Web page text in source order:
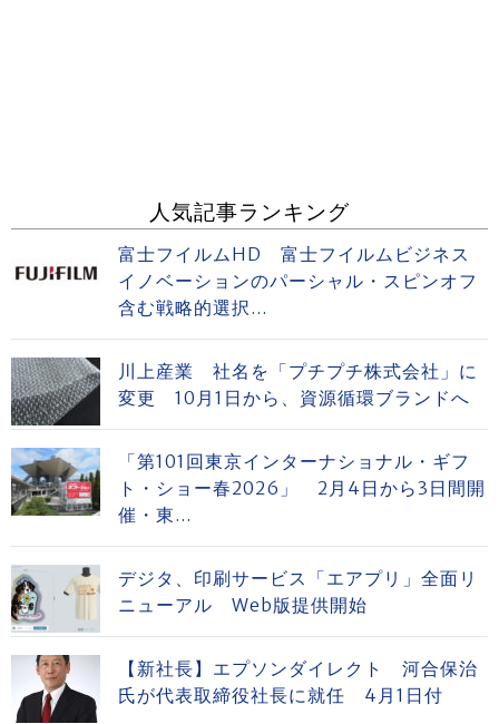
人気記事ランキング
富士フイルムHD 富士フイルムビジネス
イノベーションのパーシャル・スピンオフ
含む戦略的選択...
川上産業 社名を「プチプチ株式会社」に
変更 10月1日から、資源循環ブランドへ
「第101回東京インターナショナル・ギフ
ト・ショー春2026」 2月4日から3日間開
催・東...
デジタ、印刷サービス「エアプリ」全面リ
ニューアル Web版提供開始
【新社長】エプソンダイレクト 河合保治
氏が代表取締役社長に就任 4月1日付